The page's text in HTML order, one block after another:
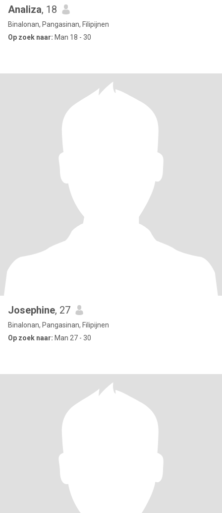
Analiza, 18
Binalonan, Pangasinan, Filipijnen
Op zoek naar: Man 18 - 30
Josephine, 27
Binalonan, Pangasinan, Filipijnen
Op zoek naar: Man 27 - 30